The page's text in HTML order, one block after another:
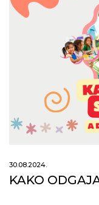
30.08.2024.
KAKO